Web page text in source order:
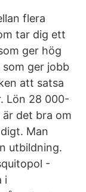
flera
tar dig ett
ger hög
ger jobb
att satsa
Lön 28 000-
det bra om
Man
utbildning.
-
i